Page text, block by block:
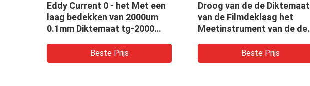
Eddy Current 0 - het Met een
laag bedekken van 2000um
0.1mm Diktemaat tg-2000
Beste Prijs
Droog van de de Diktemaat
van de Filmdeklaag het
Meetinstrument van de de
Beste Prijs